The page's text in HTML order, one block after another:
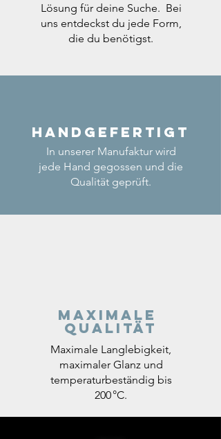
Lösung für deine Suche. Bei
uns entdeckst du jede Form,
die du benötigst.
Handgefertigt
In unserer Manufaktur wird
jede Hand gegossen und die
Qualität geprüft.
Maximale
Qualität
Maximale Langlebigkeit,
maximaler Glanz und
temperaturbeständig bis
200 °C.